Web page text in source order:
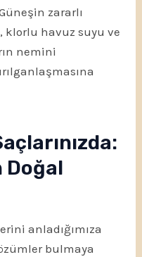
zararlı
klorlu havuz suyu ve
nemini
Doğal
anladığımıza
bulmaya